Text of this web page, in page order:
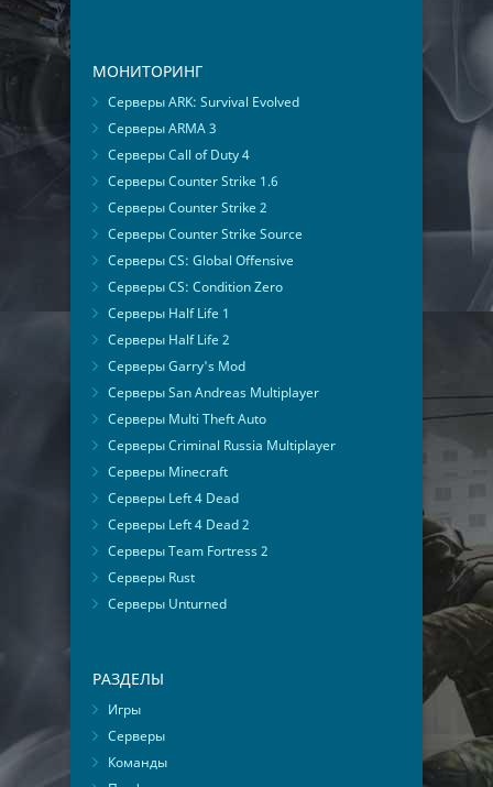
МОНИТОРИНГ
Серверы ARK: Survival Evolved
Серверы ARMA 3
Серверы Call of Duty 4
Серверы Counter Strike 1.6
Серверы Counter Strike 2
Серверы Counter Strike Source
Серверы CS: Global Offensive
Серверы CS: Condition Zero
Серверы Half Life 1
Серверы Half Life 2
Серверы Garry's Mod
Серверы San Andreas Multiplayer
Серверы Multi Theft Auto
Серверы Criminal Russia Multiplayer
Серверы Minecraft
Серверы Left 4 Dead
Серверы Left 4 Dead 2
Серверы Team Fortress 2
Серверы Rust
Серверы Unturned
РАЗДЕЛЫ
Игры
Серверы
Команды